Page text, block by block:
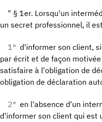
" § 1er. Lorsqu'un
un secret professionnel, il
1° d'informer son client,
par écrit et de façon
satisfaire à l'obligation de
obligation de déclaration
2° en l'absence d'un
d'informer son client qui est